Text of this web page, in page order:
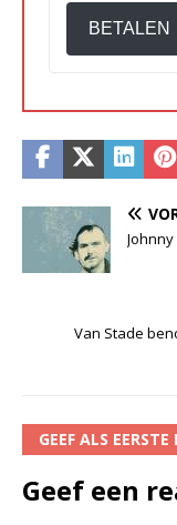
BETALEN
Van Stade
GEEF ALS EERSTE
Geef een